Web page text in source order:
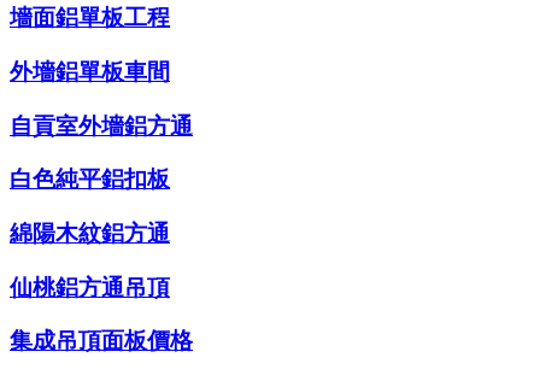
墻面鋁單板工程
外墻鋁單板車間
自貢室外墻鋁方通
白色純平鋁扣板
綿陽木紋鋁方通
仙桃鋁方通吊頂
集成吊頂面板價格